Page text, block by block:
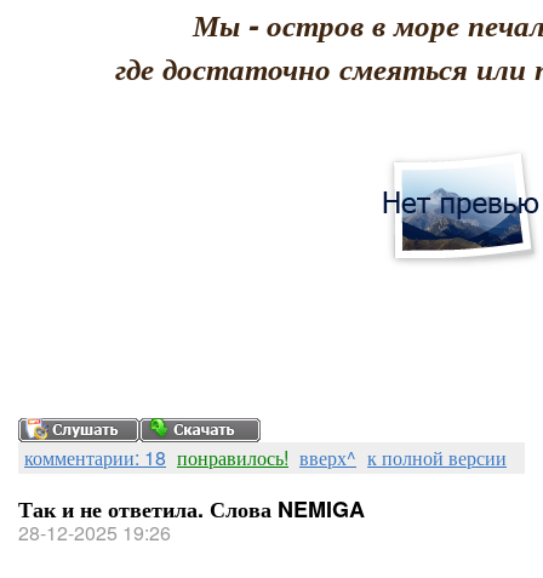
Мы - остров в море
где достаточно смеяться или
комментарии: 18 понравилось! вверх^ к полной версии
Так и не ответила. Слова NEMIGA
28-12-2025 19:26